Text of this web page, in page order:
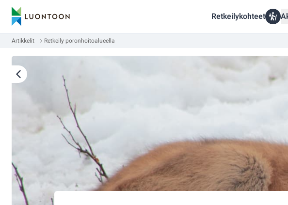
Retkeilykohteet
Artikkelit Retkeily poronhoitoalueella